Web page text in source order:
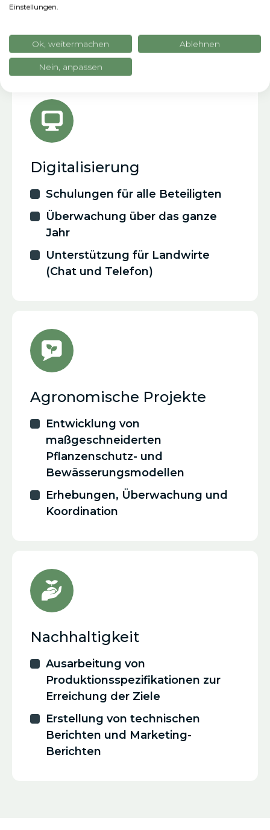
Technologies
Digitalisierung
Schulungen für alle Beteiligten
Überwachung über das ganze
Jahr
Unterstützung für Landwirte
(Chat und Telefon)
Agronomische Projekte
Entwicklung von
maßgeschneiderten
Pflanzenschutz- und
Bewässerungsmodellen
Erhebungen, Überwachung und
Koordination
Nachhaltigkeit
Ausarbeitung von
Produktionsspezifikationen zur
Erreichung der Ziele
Erstellung von technischen
Berichten und Marketing-
Berichten
Einstellungen.
Ok, weitermachen Ablehnen
Nein, anpassen